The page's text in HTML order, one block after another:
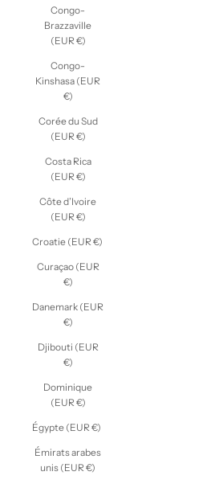
Congo-
Brazzaville
(EUR €)
Congo-
Kinshasa (EUR
€)
Corée du Sud
(EUR €)
Costa Rica
(EUR €)
Côte d’Ivoire
(EUR €)
Croatie (EUR €)
Curaçao (EUR
€)
Danemark (EUR
€)
Djibouti (EUR
€)
Dominique
(EUR €)
Égypte (EUR €)
Émirats arabes
unis (EUR €)